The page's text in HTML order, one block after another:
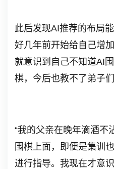
此后发现AI推荐的布局
好几年前开始给自己增
就意识到自己不知道AI
棋，今后也教不了弟子
“我的父亲在晚年滴酒不
围棋上面，即便是集训
进行指导。我现在才意